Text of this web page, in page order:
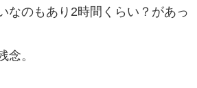
なのもあり2時間くらい？があっ
。